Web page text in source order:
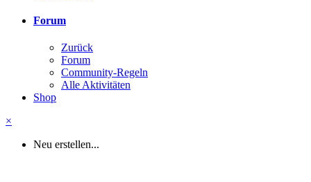
Forum
Zurück
Forum
Community-Regeln
Alle Aktivitäten
Shop
×
Neu erstellen...